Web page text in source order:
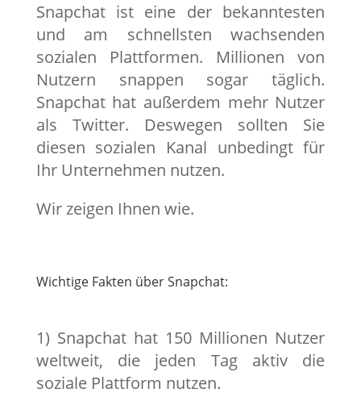
Snapchat ist eine der bekanntesten
und am schnellsten wachsenden
sozialen Plattformen. Millionen von
Nutzern snappen sogar täglich.
Snapchat hat außerdem mehr Nutzer
als Twitter. Deswegen sollten Sie
diesen sozialen Kanal unbedingt für
Ihr Unternehmen nutzen.
Wir zeigen Ihnen wie.
Wichtige Fakten über Snapchat:
1) Snapchat hat 150 Millionen Nutzer
weltweit, die jeden Tag aktiv die
soziale Plattform nutzen.